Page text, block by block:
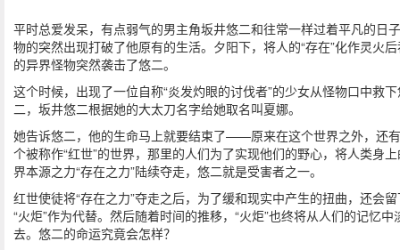
平时总爱发呆，有点弱气的男主角坂井悠二和往常一样过着平凡的日
物的突然出现打破了他原有的生活。夕阳下，将人的“存在”化作灵火
的异界怪物突然袭击了悠二。
这个时候，出现了一位自称“炎发灼眼的讨伐者”的少女从怪物口中救
二，坂井悠二根据她的大太刀名字给她取名叫夏娜。
她告诉悠二，他的生命马上就要结束了——原来在这个世界之外，还
个被称作“红世”的世界，那里的人们为了实现他们的野心，将人类身
界本源之力“存在之力”陆续夺走，悠二就是受害者之一。
红世使徒将“存在之力”夺走之后，为了缓和现实中产生的扭曲，还会
“火炬”作为代替。然后随着时间的推移，“火炬”也终将从人们的记忆中
去。悠二的命运究竟会怎样？